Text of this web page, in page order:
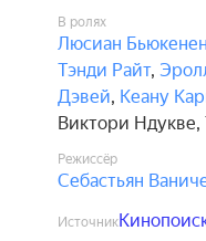
В ролях
Люсиан Бьюкенен
Тэнди Райт,
Дэвей, Кеану
Виктори Ндукве,
Режиссёр
Себастьян
Источник